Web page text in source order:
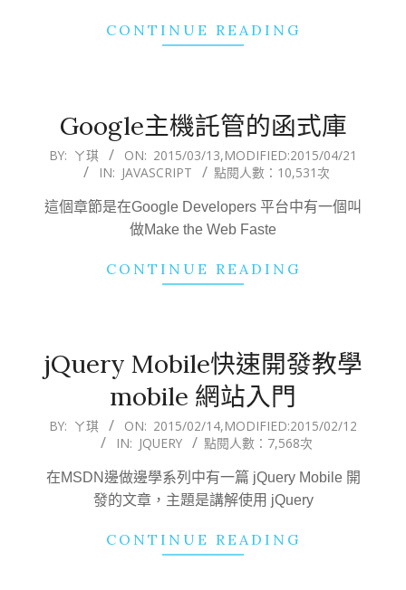
CONTINUE READING
Google主機託管的函式庫
2015-
13
BY: ㄚ琪 ON: 2015/03/13,MODIFIED:2015/04/21
IN: JAVASCRIPT 點閱人數：10,531次
這個章節是在Google Developers 平台中有一個叫
做Make the Web Faste
CONTINUE READING
jQuery Mobile快速開發教學
mobile 網站入門
2015-
14
BY: ㄚ琪 ON: 2015/02/14,MODIFIED:2015/02/12
IN: JQUERY 點閱人數：7,568次
在MSDN邊做邊學系列中有一篇 jQuery Mobile 開
發的文章，主題是講解使用 jQuery
CONTINUE READING